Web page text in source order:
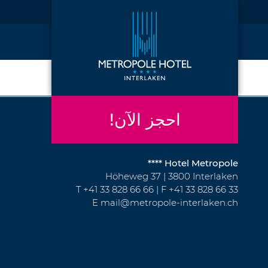
احجز الآن!
Hotel Metropole ****
Höheweg 37 | 3800 Interlaken
T +41 33 828 66 66 | F +41 33 828 66 33
E mail@metropole-interlaken.ch